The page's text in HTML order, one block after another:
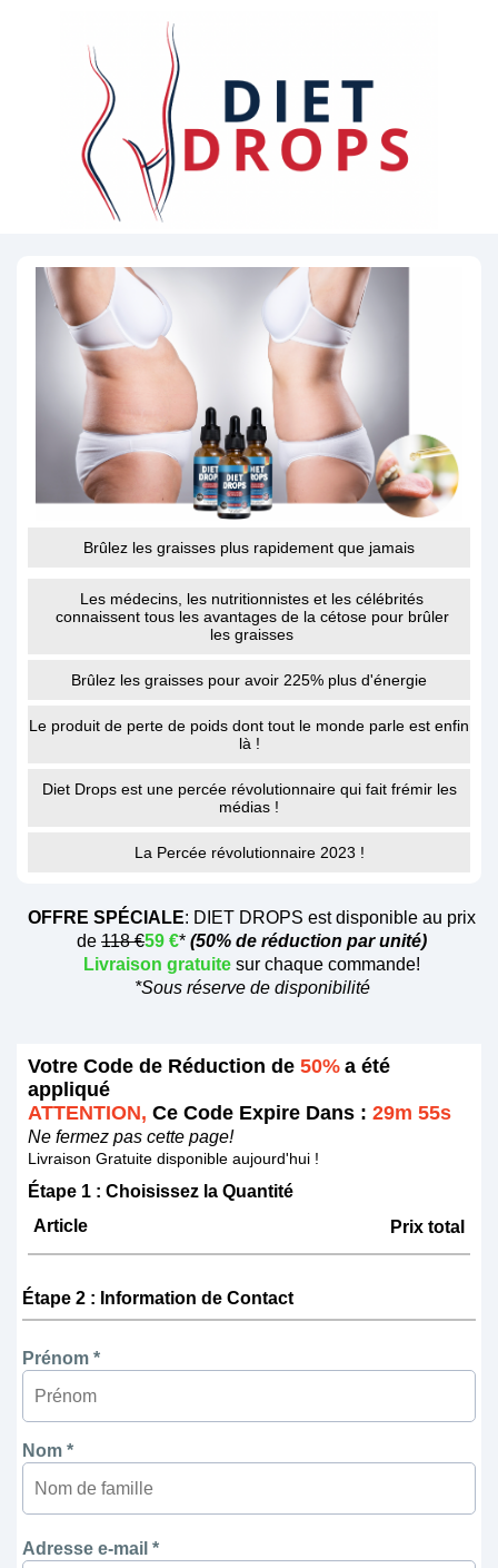
Brûlez les graisses plus rapidement que jamais
Les médecins, les nutritionnistes et les célébrités
connaissent tous les avantages de la cétose pour brûler
les graisses
Brûlez les graisses pour avoir 225% plus d'énergie
Le produit de perte de poids dont tout le monde parle est enfin
là !
Diet Drops est une percée révolutionnaire qui fait frémir les
médias !
La Percée révolutionnaire 2023 !
OFFRE SPÉCIALE: DIET DROPS est disponible au prix
de 118 €59 €* (50% de réduction par unité)
Livraison gratuite sur chaque commande!
*Sous réserve de disponibilité
Votre Code de Réduction de 50% a été
appliqué
ATTENTION, Ce Code Expire Dans : 29m 55s
Ne fermez pas cette page!
Livraison Gratuite disponible aujourd'hui !
Étape 1 : Choisissez la Quantité
Article
Prix total
Étape 2 : Information de Contact
Prénom *
Nom *
Adresse e-mail *